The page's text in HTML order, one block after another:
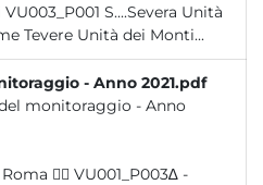
del Delta del Fiume Tevere Unità dei Monti...
- Anno 2021.pdf
monitoraggio - Anno
-